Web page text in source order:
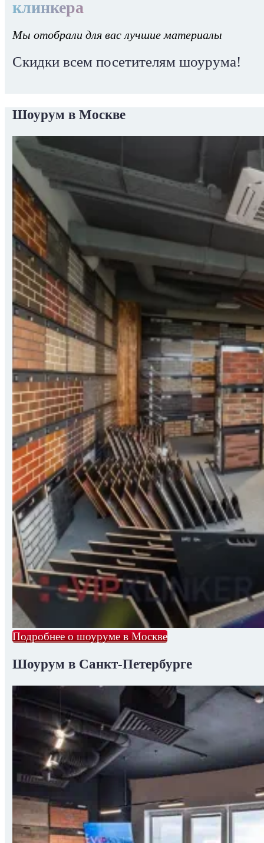
клинкера
Мы отобрали для вас лучшие материалы
Скидки всем посетителям шоурума!
Шоурум в Москве
Подробнее о шоуруме в Москве
Шоурум в Санкт-Петербурге